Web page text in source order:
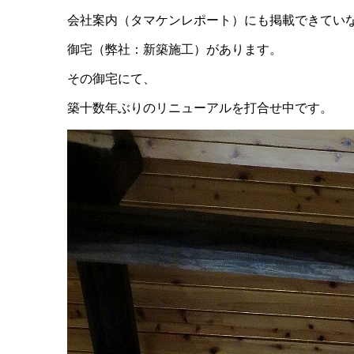
会社案内（タマケンレポート）にも掲載できてい
御宅（弊社：新築施工）があります。
その御宅にて、
築十数年ぶりのリニューアルを打合せ中です。